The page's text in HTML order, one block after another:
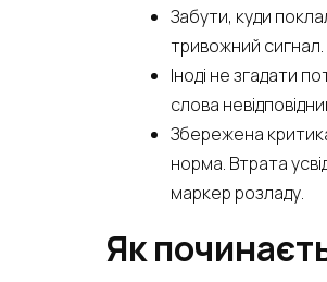
Забути, куди
тривожний сигнал.
Іноді не згадати
слова
Збережена
норма. Втрата
маркер розладу.
Як